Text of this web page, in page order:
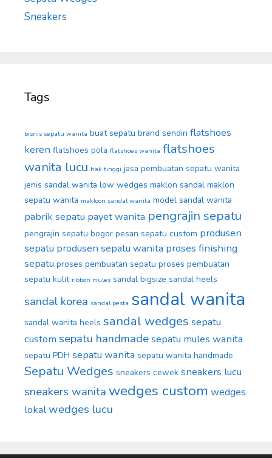
Sneakers
Tags
bisnis sepatu wanita buat sepatu brand sendiri flatshoes
keren flatshoes pola flatshoes wanita flatshoes
wanita lucu hak tinggi jasa pembuatan sepatu wanita
jenis sandal wanita low wedges maklon sandal maklon
sepatu wanita makloon sandal wanita model sandal wanita
pabrik sepatu payet wanita pengrajin sepatu
pengrajin sepatu bogor pesan sepatu custom produsen
sepatu produsen sepatu wanita proses finishing
sepatu proses pembuatan sepatu proses pembuatan
sepatu kulit ribbon mules sandal bigsize sandal heels
sandal korea sandal pesta sandal wanita
sandal wanita heels sandal wedges sepatu
custom sepatu handmadesepatu mules wanita
sepatu PDH sepatu wanita sepatu wanita handmade
Sepatu Wedges sneakers cewek sneakers lucu
sneakers wanita wedges custom wedges
lokalwedges lucu